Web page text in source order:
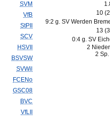
SVM
VfB
StPII
SCV
HSVII
BSVSW
SVWil
FCENo
GSC08
BVC
VfLII
10
9:2 g. SV Werden
13
0:4 g. SV
2
2